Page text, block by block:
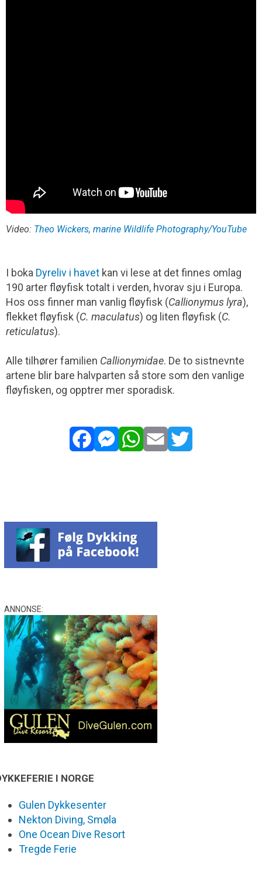
Video: Theo Wickers, marine Wildlife Photography/YouTube
I boka Dyreliv i havet kan vi lese at det finnes omlag
190 arter fløyfisk totalt i verden, hvorav sju i Europa.
Hos oss finner man vanlig fløyfisk (Callionymus lyra),
flekket fløyfisk (C. maculatus) og liten fløyfisk (C.
reticulatus).
Alle tilhører familien Callionymidae. De to sistnevnte
artene blir bare halvparten så store som den vanlige
fløyfisken, og opptrer mer sporadisk.
ANNONSE:
I NORGE
Gulen Dykkesenter
Nekton Diving, Smøla
One Ocean Dive Resort
Tregde Ferie